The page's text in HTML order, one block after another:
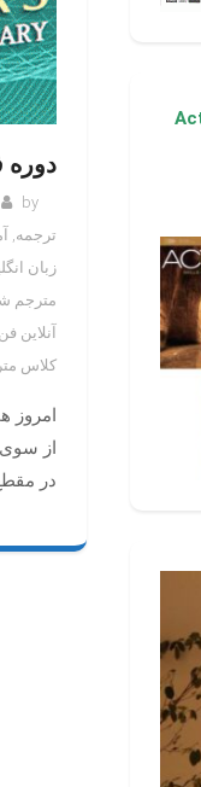
دوره
by
ترجمه,
زبان
مترجم
آنلاین
کلاس
امروز
از سوی
در